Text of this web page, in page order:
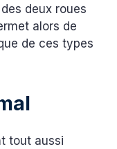
deux roues
alors de
de ces types
tout aussi